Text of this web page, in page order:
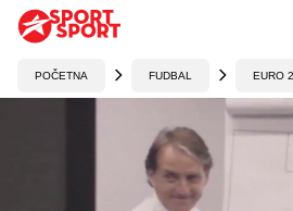
POČETNA FUDBAL EURO